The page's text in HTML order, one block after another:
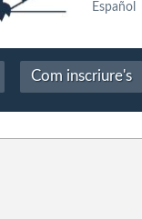
Español
Com inscriure's